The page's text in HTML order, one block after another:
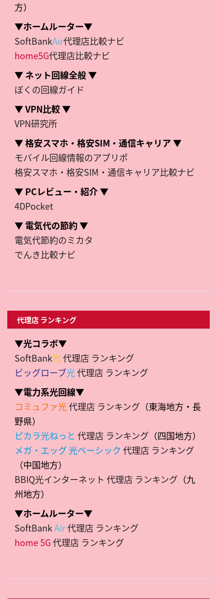
方）
▼ホームルーター▼
SoftBankAir代理店比較ナビ
home5G代理店比較ナビ
▼ ネット回線全般 ▼
ぼくの回線ガイド
▼ VPN比較 ▼
VPN研究所
▼ 格安スマホ・格安SIM・通信キャリア ▼
モバイル回線情報のアプリポ
格安スマホ・格安SIM・通信キャリア比較ナビ
▼ PCレビュー・紹介 ▼
4DPocket
▼ 電気代の節約 ▼
電気代節約のミカタ
でんき比較ナビ
代理店 ランキング
▼光コラボ▼
SoftBank光代理店 ランキング
ビッグローブ光代理店 ランキング
▼電力系光回線▼
コミュファ光代理店 ランキング （東海地方・長
野県）
ピカラ光ねっと 代理店 ランキング （四国地方）
メガ・エッグ 光ベーシック 代理店 ランキング
（中国地方）
BBIQ光インターネット 代理店 ランキング （九
州地方）
▼ホームルーター▼
SoftBankAir代理店 ランキング
home 5G代理店 ランキング